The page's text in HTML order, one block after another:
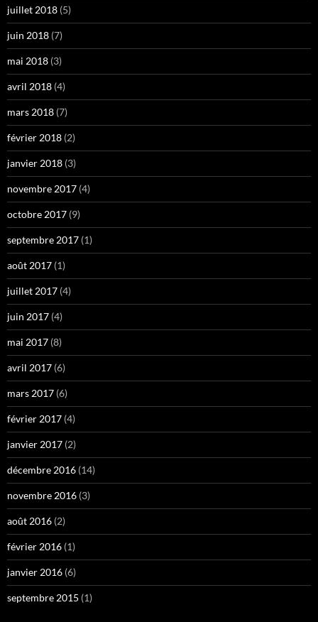
juillet 2018 (5)
juin 2018 (7)
mai 2018 (3)
avril 2018 (4)
mars 2018 (7)
février 2018 (2)
janvier 2018 (3)
novembre 2017 (4)
octobre 2017 (9)
septembre 2017 (1)
août 2017 (1)
juillet 2017 (4)
juin 2017 (4)
mai 2017 (8)
avril 2017 (6)
mars 2017 (6)
février 2017 (4)
janvier 2017 (2)
décembre 2016 (14)
novembre 2016 (3)
août 2016 (2)
février 2016 (1)
janvier 2016 (6)
septembre 2015 (1)